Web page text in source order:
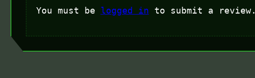
You must be logged in to submit a review.